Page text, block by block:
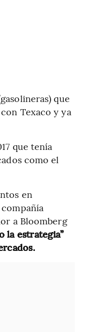
que
Texaco y ya
que tenía
como el
en
a Bloomberg
la estrategia”